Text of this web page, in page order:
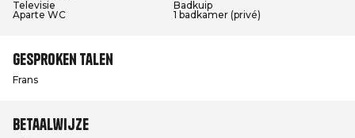
Televisie
Badkuip
Aparte WC
1 badkamer (privé)
Gesproken talen
Frans
Betaalwijze